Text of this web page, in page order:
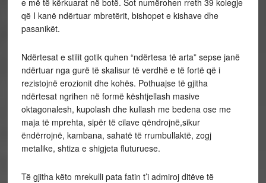
e më të kërkuarat në botë. Sot numërohen rreth 39 kolegje
që I kanë ndërtuar mbretërit, bishopet e kishave dhe
pasanikët.
Ndërtesat e stilit gotik quhen “ndërtesa të arta” sepse janë
ndërtuar nga gurë të skalisur të verdhë e të fortë që i
rezistojnë erozionit dhe kohës. Pothuajse të gjitha
ndërtesat ngrihen në formë kështjellash masive
oktagonalesh, kupolash dhe kullash me bedena ose me
maja të mprehta, sipër të cilave qëndrojnë,sikur
ëndërrojnë, kambana, sahatë të rrumbullaktë, zogj
metalike, shtiza e shigjeta fluturuese.
Të gjitha këto mrekulli pata fatin t’i admiroj ditëve të